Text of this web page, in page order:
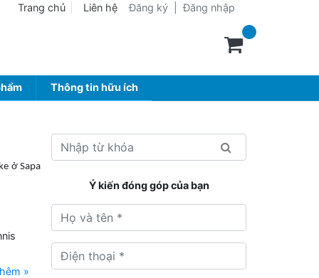
Trang chủ Liên hệ Đăng ký Đăng nhập
Thông tin hữu ích
ở Sapa
»
Ý kiến đóng góp của bạn